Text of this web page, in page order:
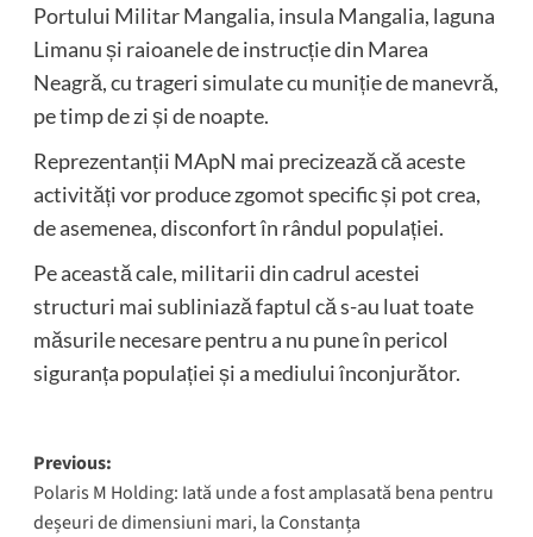
Portului Militar Mangalia, insula Mangalia, laguna
Limanu și raioanele de instrucție din Marea
Neagră, cu trageri simulate cu muniție de manevră,
pe timp de zi și de noapte.
Reprezentanții MApN mai precizează că aceste
activități vor produce zgomot specific și pot crea,
de asemenea, disconfort în rândul populației.
Pe această cale, militarii din cadrul acestei
structuri mai subliniază faptul că s-au luat toate
măsurile necesare pentru a nu pune în pericol
siguranța populației și a mediului înconjurător.
Post
navigation
Previous:
Polaris M Holding: Iată unde a fost amplasată bena pentru
deșeuri de dimensiuni mari, la Constanța